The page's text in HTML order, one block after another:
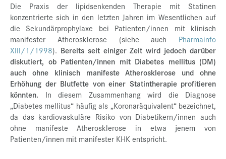
Die Praxis der lipidsenkenden Therapie mit Statinen
konzentrierte sich in den letzten Jahren im Wesentlichen auf
die Sekundärprophylaxe bei Patienten/innen mit klinisch
manifester Atherosklerose (siehe auch Pharmainfo
XIII/1/1998). Bereits seit einiger Zeit wird jedoch darüber
diskutiert, ob Patienten/innen mit Diabetes mellitus (DM)
auch ohne klinisch manifeste Atherosklerose und ohne
Erhöhung der Blutfette von einer Statintherapie profitieren
könnten. In diesem Zusammenhang wird die Diagnose
„Diabetes mellitus“ häufig als „Koronaräquivalent“ bezeichnet,
da das kardiovaskuläre Risiko von Diabetikern/innen auch
ohne manifeste Atherosklerose in etwa jenem von
Patienten/innen mit manifester KHK entspricht.